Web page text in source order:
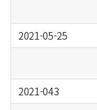
2021-05-25
2021-043